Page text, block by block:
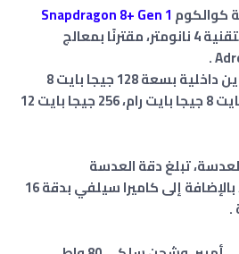
كوالكوم Snapdragon 8+ Gen 1
بتقنية تصنيع تصنيعها بتقنية 4 نانومتر، مقترنًا بمعالج
يتوفر الهاتف بذاكرة تخزين داخلية بسعة 128 جيجا بايت 8
جيجا بايت رام، 256 جيجا بايت 8 جيجا بايت رام، 256 جيجا بايت 12
تبلغ دقة العدسة
الرئيسية 64 ميجابكسل، بالإضافة إلى كاميرا سيلفي بدقة 16
.